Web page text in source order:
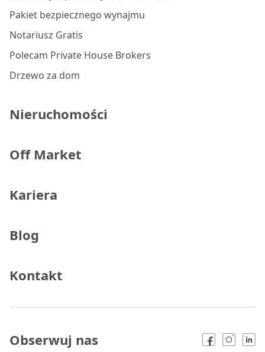
Pakiet bezpiecznego wynajmu
Notariusz Gratis
Polecam Private House Brokers
Drzewo za dom
Nieruchomości
Off Market
Kariera
Blog
Kontakt
Obserwuj nas